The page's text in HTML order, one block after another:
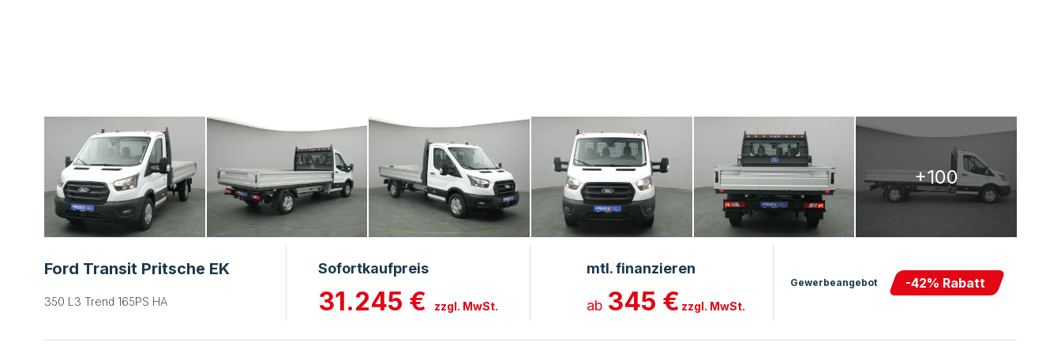
+100
Ford Transit Pritsche EK
350 L3 Trend 165PS HA
Sofortkaufpreis
31.245 € zzgl. MwSt.
mtl. finanzieren
ab 345 € zzgl. MwSt.
Gewerbeangebot -42% Rabatt